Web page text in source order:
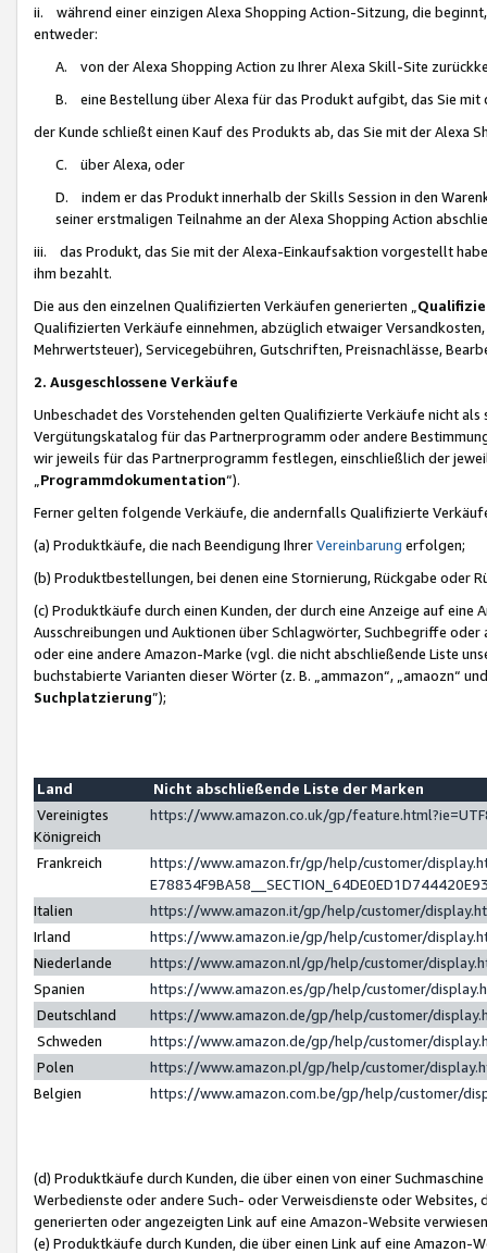
ii. während einer einzigen Alexa Shopping Action-Sitzung, die
entweder:
A. von der Alexa Shopping Action zu Ihrer Alexa Skill-Site
B. eine Bestellung über Alexa für das Produkt aufgibt, das Sie mit
der Kunde schließt einen Kauf des Produkts ab, das Sie mit der Alexa
C. über Alexa, oder
D. indem er das Produkt innerhalb der Skills Session in den
seiner erstmaligen Teilnahme an der Alexa Shopping Action
iii. das Produkt, das Sie mit der Alexa-Einkaufsaktion vorgestellt
ihm bezahlt.
Die aus den einzelnen Qualifizierten Verkäufen generierten „
Qualifizierten Verkäufe einnehmen, abzüglich etwaiger
Mehrwertsteuer), Servicegebühren, Gutschriften, Preisnachlässe,
2. Ausgeschlossene Verkäufe
Unbeschadet des Vorstehenden gelten Qualifizierte Verkäufe nicht
Vergütungskatalog für das Partnerprogramm oder andere
wir jeweils für das Partnerprogramm festlegen, einschließlich der
Programmdokumentation“).
Ferner gelten folgende Verkäufe, die andernfalls Qualifizierte
(a) Produktkäufe, die nach Beendigung IhrerVereinbarung erfolgen;
(b) Produktbestellungen, bei denen eine Stornierung, Rückgabe oder
(c) Produktkäufe durch einen Kunden, der durch eine Anzeige auf
Ausschreibungen und Auktionen über Schlagwörter, Suchbegriffe
oder eine andere Amazon-Marke (vgl. die nicht abschließende Liste
buchstabierte Varianten dieser Wörter (z. B. „ammazon“, „amaozn“
Suchplatzierung”);
Land
Nicht abschließende Liste der Marken
Vereinigtes
Königreich
https://www.amazon.co.uk/gp/
Frankreich
https://www.amazon.fr/gp/help/customer/
Italien
https://www.amazon.it/gp/help/customer/
Irland
https://www.amazon.ie/gp/help/customer/
Niederlande
https://www.amazon.nl/gp/help/customer/
Spanien
https://www.amazon.es/gp/help/customer/
Deutschland
https://www.amazon.de/gp/help/customer/
Schweden
https://www.amazon.de/gp/help/customer/
Polen
https://www.amazon.pl/gp/help/customer/
Belgien
https://www.amazon.com.be/gp/help/customer/
(d) Produktkäufe durch Kunden, die über einen von einer
Werbedienste oder andere Such- oder Verweisdienste oder Websites,
generierten oder angezeigten Link auf eine Amazon-Website
(e) Produktkäufe durch Kunden, die über einen Link auf eine